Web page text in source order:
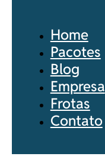
Home
Pacotes
Blog
Empresa
Frotas
Contato